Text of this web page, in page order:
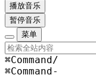
播放音乐
暂停音乐
菜单
⌘Command/
⌘Command-